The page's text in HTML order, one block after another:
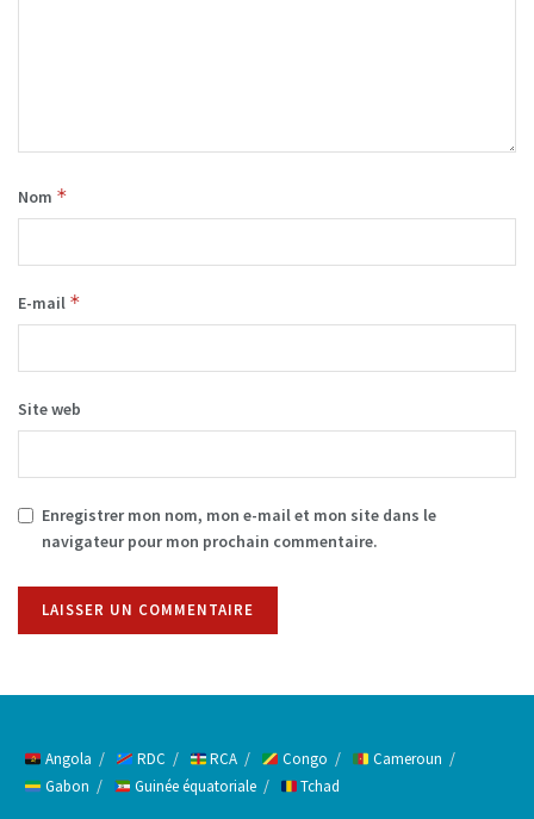
Nom *
E-mail *
Site web
Enregistrer mon nom, mon e-mail et mon site dans le
navigateur pour mon prochain commentaire.
Angola RDC RCA Congo
Cameroun
Gabon
Guinée équatoriale Tchad